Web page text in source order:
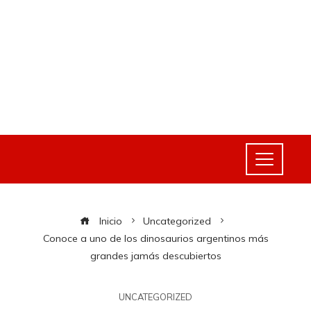
Inicio
Uncategorized
Conoce a uno de los dinosaurios argentinos más
grandes jamás descubiertos
UNCATEGORIZED